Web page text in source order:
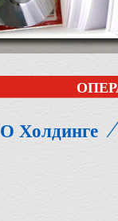
О Холдинге